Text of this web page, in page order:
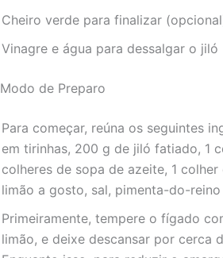
Cheiro verde para finalizar
Vinagre e água para dessalgar o
Modo de Preparo
Para começar, reúna os seguintes
em tirinhas, 200 g de jiló fatiado, 1
colheres de sopa de azeite, 1
limão a gosto, sal, pimenta-do-
Primeiramente, tempere o fígado
limão, e deixe descansar por cerca